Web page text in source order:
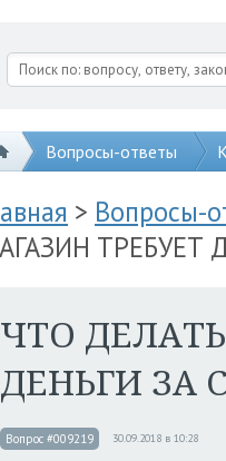
Вопросы-ответы
> Вопросы-
ТРЕБУЕТ
ЧТО
ДЕНЬГИ ЗА
Вопрос #009219 30.09.2018 в 10:28